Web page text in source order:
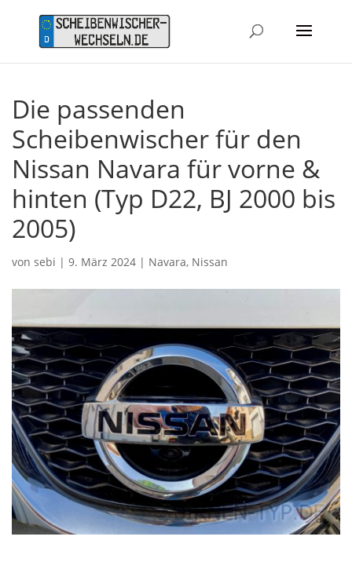
Die passenden
Scheibenwischer für den
Nissan Navara für vorne &
hinten (Typ D22, BJ 2000 bis
2005)
von sebi | 9. März 2024 | Navara, Nissan